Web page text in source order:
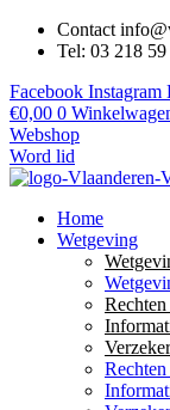
Contact
Tel: 03 218 59
Facebook Instagram
€0,00 0
Webshop
Word lid
Home
Wetgeving